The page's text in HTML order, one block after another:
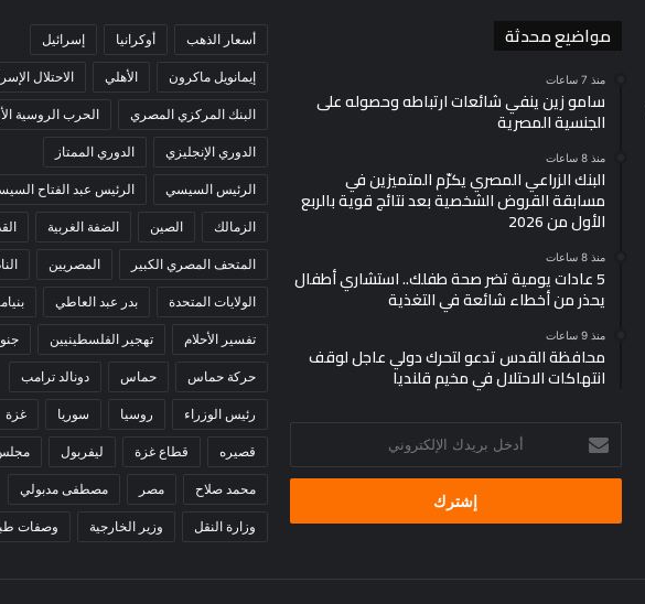
مواضيع محدثة
منذ 7 ساعات
سامو زين ينفي شائعات ارتباطه وحصوله على
الجنسية المصرية
منذ 8 ساعات
البنك الزراعي المصري يكرّم المتميزين في
مسابقة القروض الشخصية بعد نتائج قوية بالربع
الأول من 2026
منذ 8 ساعات
5 عادات يومية تضر صحة طفلك.. استشاري أطفال
يحذر من أخطاء شائعة في التغذية
منذ 9 ساعات
محافظة القدس تدعو لتحرك دولي عاجل لوقف
انتهاكات الاحتلال في مخيم قلنديا
بريدك
الإلكتروني
أسعار الذهب أوكرانيا إسرائيل
إيمانويل ماكرون الأهلي الاحتلال
البنك المركزي المصري الحرب الروسية
الدوري الإنجليزي الدوري الممتاز
الرئيس السيسي الرئيس عبد الفتاح
الزمالك الصين الضفة الغربية
المتحف المصري الكبير المصريين
الولايات المتحدة بدر عبد العاطي
تفسير الأحلام تهجير الفلسطينيين
حركة حماس حماس دونالد ترامب
رئيس الوزراء روسيا سوريا غزة
قصيره قطاع غزة ليفربول مجلس
محمد صلاح مصر مصطفى مدبولي
وزارة النقل وزير الخارجية وصفات